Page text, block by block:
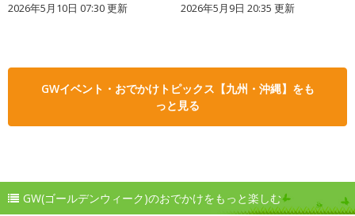
2026年5月10日 07:30 更新 2026年5月9日 20:35 更新
GWイベント・おでかけトピックス【九州・沖縄】をも
っと見る
GW(ゴールデンウィーク)のおでかけをもっと楽しむ